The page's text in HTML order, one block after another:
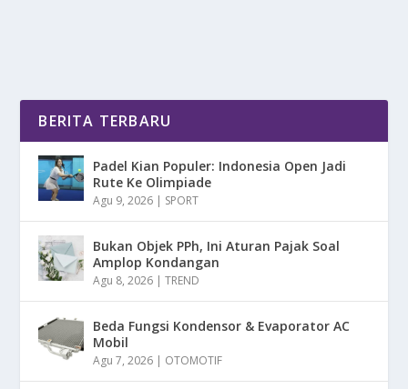
BERITA TERBARU
Padel Kian Populer: Indonesia Open Jadi
Rute Ke Olimpiade
Agu 9, 2026 | SPORT
Bukan Objek PPh, Ini Aturan Pajak Soal
Amplop Kondangan
Agu 8, 2026 |TREND
Beda Fungsi Kondensor & Evaporator AC
Mobil
Agu 7, 2026 | OTOMOTIF